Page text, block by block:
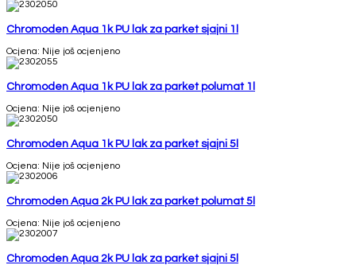
Chromoden Aqua 1k PU lak za parket sjajni 1l
Ocjena: Nije još ocjenjeno
Chromoden Aqua 1k PU lak za parket polumat 1l
Ocjena: Nije još ocjenjeno
Chromoden Aqua 1k PU lak za parket sjajni 5l
Ocjena: Nije još ocjenjeno
Chromoden Aqua 2k PU lak za parket polumat 5l
Ocjena: Nije još ocjenjeno
Chromoden Aqua 2k PU lak za parket sjajni 5l